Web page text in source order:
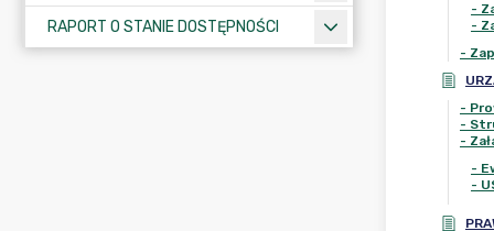
RAPORT O STANIE DOSTĘPNOŚCI
-
-
-
-
-
-
-
-